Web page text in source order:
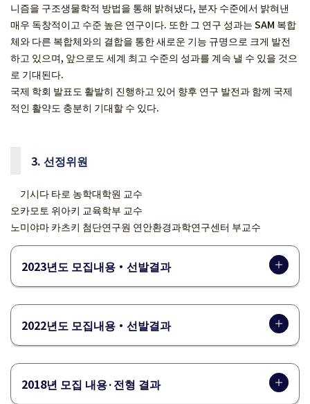
니즘을 구조생물학적 방법을 통해 밝혀냈다, 분자 수준에서 밝혀낸
매우 독창적이고 수준 높은 연구이다. 또한 그 연구 성과는 SAM 복합
체와 다른 복합체와의 결합을 통한 새로운 기능 규명으로 크게 발전
하고 있으며, 앞으로도 세계 최고 수준의 성과를 계속 낼 수 있을 것으
로 기대된다.
국제 학회 발표도 활발히 진행하고 있어 향후 연구 발전과 함께 국제
적인 활약도 충분히 기대할 수 있다.
3. 선정위원
기시다 타로 농학대학원 교수
오카모토 위아키 교육학부 교수
노미야마 카츠키 첨단연구원 연안환경과학연구센터 부교수
2023년도 모집내용・선발결과
2022년도 모집내용・선발결과
2018년 모집 내용·전형 결과